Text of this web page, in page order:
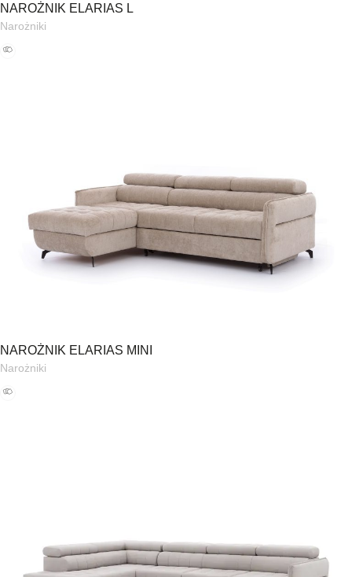
NAROŻNIK ELARIAS L
Narożniki
NAROŻNIK ELARIAS MINI
Narożniki